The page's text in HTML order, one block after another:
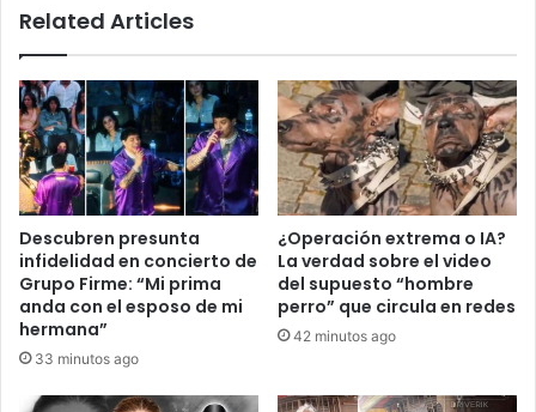
Related Articles
Descubren presunta
infidelidad en concierto de
Grupo Firme: “Mi prima
anda con el esposo de mi
hermana”
33 minutos ago
¿Operación extrema o IA?
La verdad sobre el video
del supuesto “hombre
perro” que circula en redes
42 minutos ago